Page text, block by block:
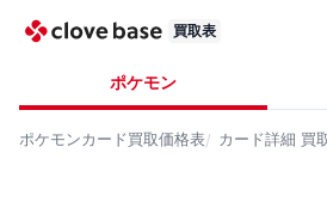
買取表
ポケモン
ポケモンカード買取価格表 カード詳細 買